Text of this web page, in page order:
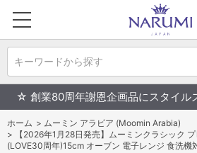
キーワードから探す
☆ 創業80周年謝恩企画品にスタイル
ホーム > ムーミン アラビア (Moomin Arabia)
>
【2026年1月28日発売】ムーミンクラシック
(LOVE30周年)15cm オーブン 電子レンジ 食洗